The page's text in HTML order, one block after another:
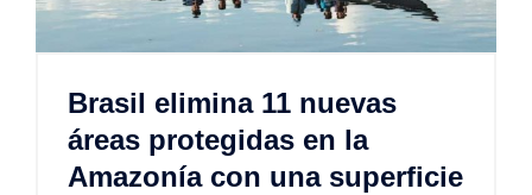
Brasil elimina 11 nuevas
áreas protegidas en la
Amazonía con una superficie